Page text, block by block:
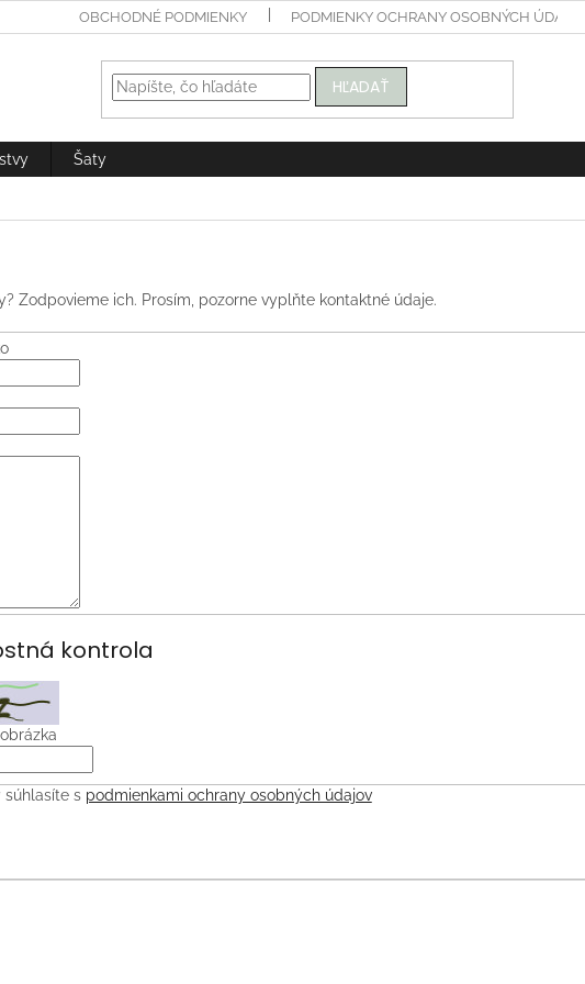
OBCHODNÉ PODMIENKY PODMIENKY OCHRANY OSOBNÝCH ÚDAJOV
HĽADAŤ
Šaty
Zodpovieme ich. Prosím, pozorne vyplňte kontaktné údaje.
kontrola
súhlasíte s podmienkami ochrany osobných údajov